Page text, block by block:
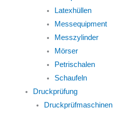
Latexhüllen
Messequipment
Messzylinder
Mörser
Petrischalen
Schaufeln
Druckprüfung
Druckprüfmaschinen